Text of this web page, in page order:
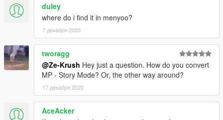
duley
where do i find it in menyoo?
7 декабря 2020
tworagg
@Ze-Krush Hey just a question. How do you convert
MP - Story Mode? Or, the other way around?
17 декабря 2020
AceAcker